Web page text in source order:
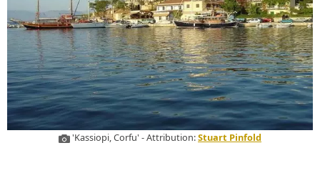
'Kassiopi, Corfu' - Attribution:Stuart Pinfold